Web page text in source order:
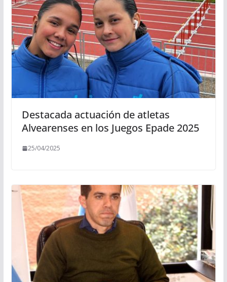
Destacada actuación de atletas
Alvearenses en los Juegos Epade 2025
25/04/2025